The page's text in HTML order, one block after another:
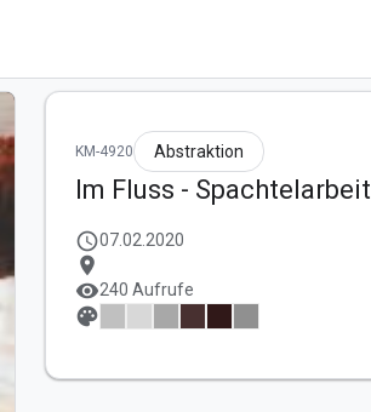
KM-4920 Abstraktion
Im Fluss - Spachtelarbeit
schedule07.02.2020
location_on
visibility240 Aufrufe
palette